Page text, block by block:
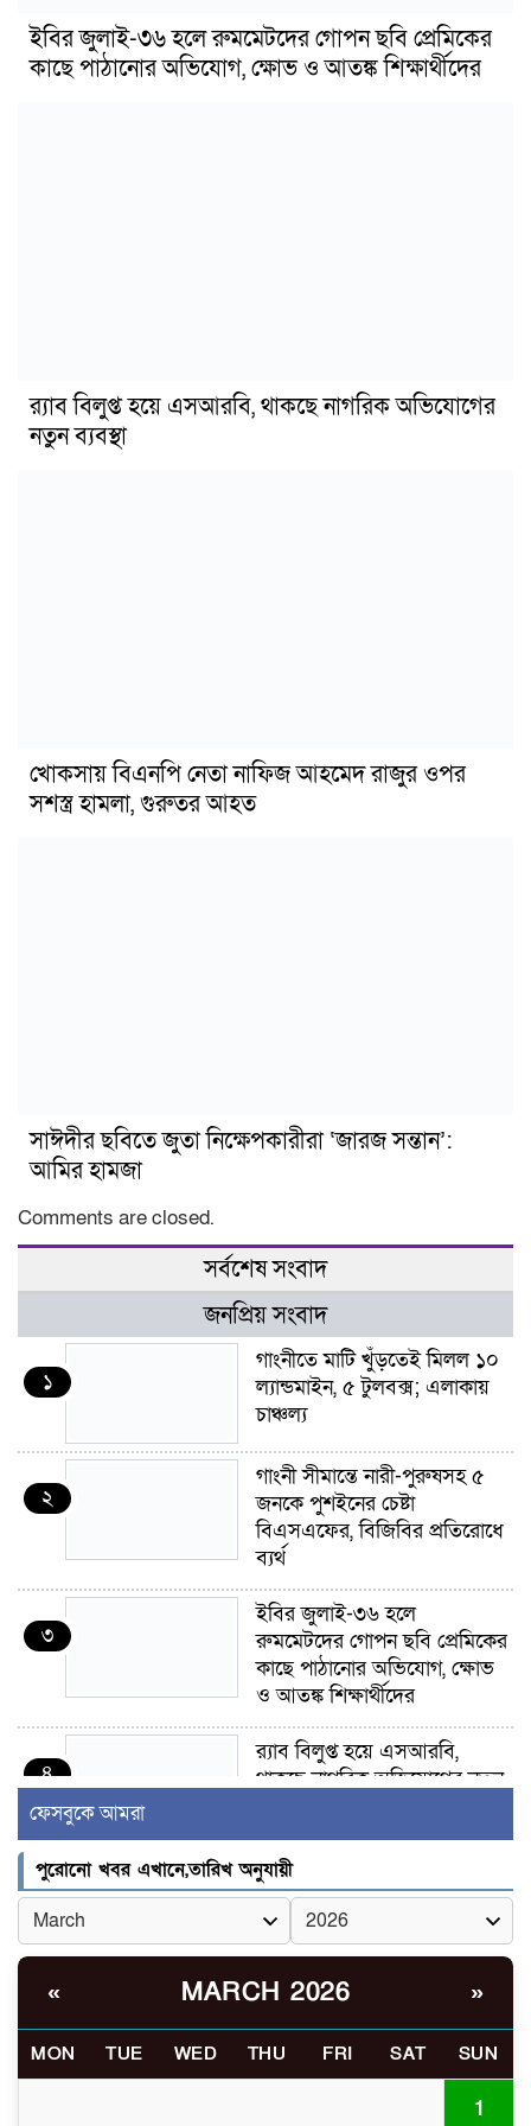
ইবির জুলাই-৩৬ হলে রুমমেটদের গোপন ছবি প্রেমিকের
কাছে পাঠানোর অভিযোগ, ক্ষোভ ও আতঙ্ক শিক্ষার্থীদের
র‍্যাব বিলুপ্ত হয়ে এসআরবি, থাকছে নাগরিক অভিযোগের
নতুন ব্যবস্থা
খোকসায় বিএনপি নেতা নাফিজ আহমেদ রাজুর ওপর
সশস্ত্র হামলা, গুরুতর আহত
সাঈদীর ছবিতে জুতা নিক্ষেপকারীরা ‘জারজ সন্তান’:
আমির হামজা
Comments are closed.
সর্বশেষ সংবাদ
জনপ্রিয় সংবাদ
১
গাংনীতে মাটি খুঁড়তেই মিলল ১০
ল্যান্ডমাইন, ৫ টুলবক্স; এলাকায়
চাঞ্চল্য
২
গাংনী সীমান্তে নারী-পুরুষসহ ৫
জনকে পুশইনের চেষ্টা
বিএসএফের, বিজিবির প্রতিরোধে
ব্যর্থ
৩
ইবির জুলাই-৩৬ হলে
রুমমেটদের গোপন ছবি প্রেমিকের
কাছে পাঠানোর অভিযোগ, ক্ষোভ
ও আতঙ্ক শিক্ষার্থীদের
৪
র‍্যাব বিলুপ্ত হয়ে এসআরবি,
থাকছে নাগরিক অভিযোগের নতুন
৫
খোকসায় বিএনপি নেতা নাফিজ
আহমেদ রাজুর ওপর সশস্ত্র হামলা,
গুরুতর আহত
৬
সাঈদীর ছবিতে জুতা
আমির হামজা
ফেসবুকে আমরা
পুরোনো খবর এখানে,তারিখ অনুযায়ী
« MARCH 2026 »
MON TUE WED THU FRI SAT SUN
1